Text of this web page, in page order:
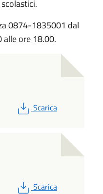
0874-1835001 dal
alle ore 18.00.
PDF
Scarica
PDF
Scarica